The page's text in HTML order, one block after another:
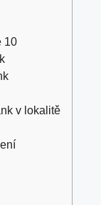
10
v lokalitě